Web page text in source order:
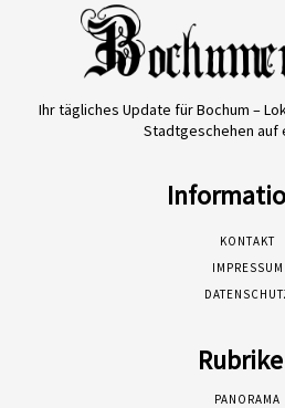
Ihr tägliches Update für Bochum –
Stadtgeschehen auf
KONTAKT
IMPRESSUM
PANORAMA